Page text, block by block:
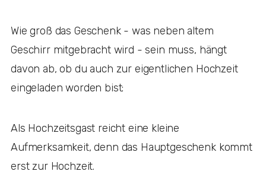
Wie groß das Geschenk - was neben altem
Geschirr mitgebracht wird - sein muss, hängt
davon ab, ob du auch zur eigentlichen Hochzeit
eingeladen worden bist:
Als Hochzeitsgast reicht eine kleine
Aufmerksamkeit, denn das Hauptgeschenk kommt
erst zur Hochzeit.